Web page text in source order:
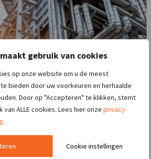
gebruik van cookies
op onze website om u de meest
bieden door uw voorkeuren en herhaalde
Door op "Accepteren" te klikken, stemt
van ALLE cookies. Lees hier onze privacy-
.
Cookie instellingen